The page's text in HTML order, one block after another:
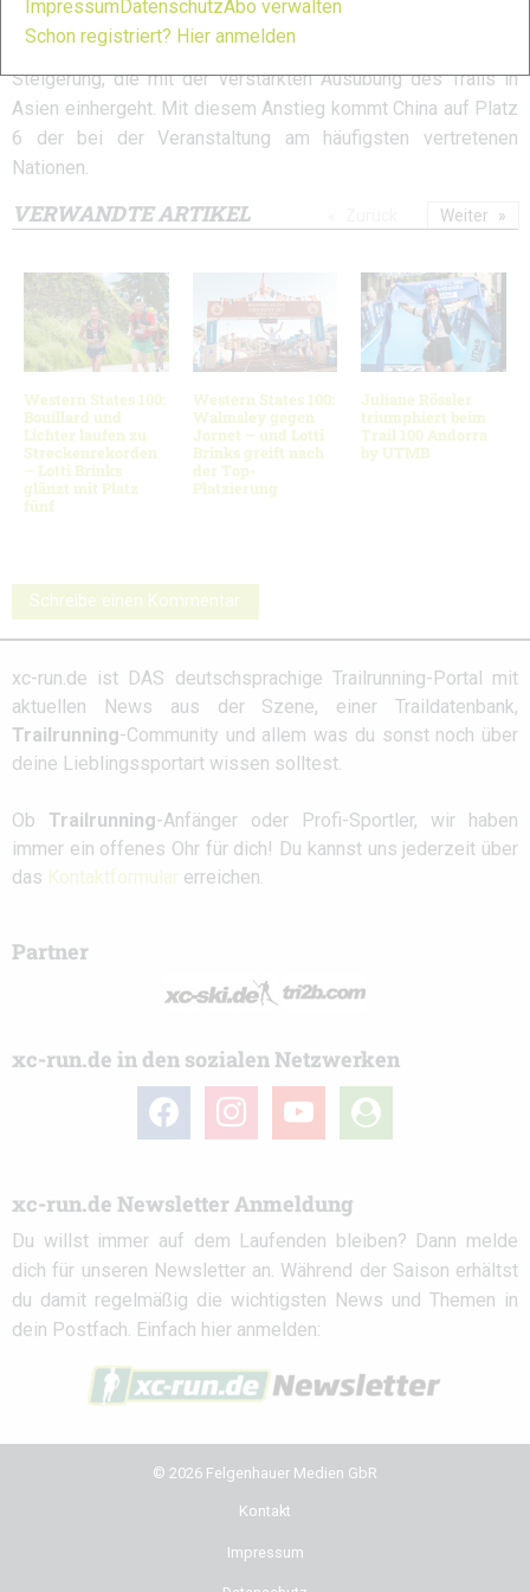
angemeldeten Läufer erlebt, da die Anzahl von 185 Läufern
2016 auf 301 2017 gestiegen ist. Das ist eine grosse
Steigerung, die mit der verstärkten Ausübung des Trails in
Asien einhergeht. Mit diesem Anstieg kommt China auf Platz
6 der bei der Veranstaltung am häufigsten vertretenen
Nationen.
VERWANDTE ARTIKEL
Western States 100:
Bouillard und
Lichter laufen zu
Streckenrekorden
– Lotti Brinks
glänzt mit Platz
fünf
Western States 100:
Walmsley gegen
Jornet – und Lotti
Brinks greift nach
der Top-
Platzierung
Juliane Rössler
triumphiert beim
Trail 100 Andorra
by UTMB
Weiter
Schreibe einen Kommentar
xc-run.de ist DAS deutschsprachige Trailrunning-Portal mit
aktuellen News aus der Szene, einer Traildatenbank,
Trailrunning-Community und allem was du sonst noch über
deine Lieblingssportart wissen solltest.
Ob Trailrunning-Anfänger oder Profi-Sportler, wir haben
immer ein offenes Ohr für dich! Du kannst uns jederzeit über
das Kontaktformular erreichen.
Partner
xc-run.de in den sozialen Netzwerken
facebook instagramyoutube
user-
circle
xc-run.de Newsletter Anmeldung
Du willst immer auf dem Laufenden bleiben? Dann melde
dich für unseren Newsletter an. Während der Saison erhältst
du damit regelmäßig die wichtigsten News und Themen in
dein Postfach. Einfach hier anmelden:
© 2026 Felgenhauer Medien GbR
Kontakt
Impressum
ImpressumDatenschutzAbo verwalten
Schon registriert? Hier anmelden